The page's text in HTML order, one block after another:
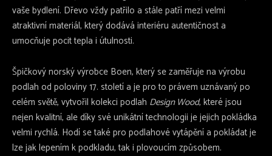
vaše bydlení. Dřevo vždy patřilo a stále patří mezi velmi
atraktivní materiál, který dodává interiéru autentičnost a
umocňuje pocit tepla i útulnosti.
Špičkový norský výrobce Boen, který se zaměřuje na výrobu
podlah od poloviny 17. století a je pro to právem uznávaný po
celém světě, vytvořil kolekci podlah Design Wood, které jsou
nejen kvalitní, ale díky své unikátní technologii je jejich pokládka
velmi rychlá. Hodí se také pro podlahové vytápění a pokládat je
lze jak lepením k podkladu, tak i plovoucím způsobem.